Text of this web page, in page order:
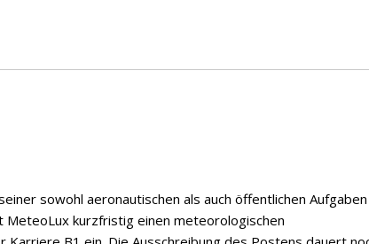
sowohl aeronautischen als auch öffentlichen
MeteoLux kurzfristig einen meteorologischen